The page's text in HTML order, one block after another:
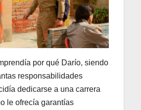
por qué Darío, siendo
responsabilidades
dedicarse a una carrera
le ofrecía garantías